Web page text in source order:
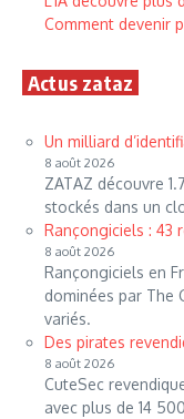
Comment devenir
Actus zataz
Un milliard
8 août 2026
ZATAZ découvre
stockés dans un
Rançongiciels : 43
8 août 2026
Rançongiciels en
dominées par The
variés.
Des pirates
8 août 2026
CuteSec
avec plus de 14